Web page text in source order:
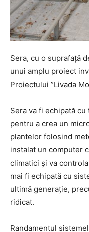
Sera, cu o suprafață
unui amplu proiect
Proiectului ”Livada
Sera va fi echipată
pentru a crea un
plantelor folosind
instalat un computer
climatici și va
mai fi echipată cu
ultimă generație,
ridicat.
Randamentul